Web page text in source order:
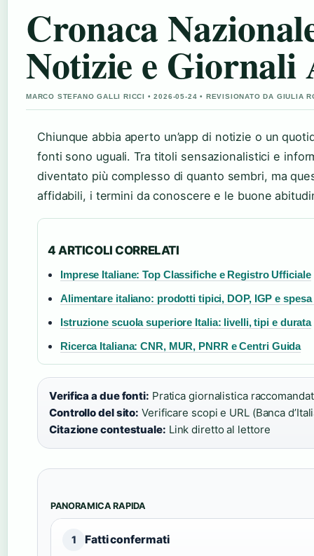
Cronaca
Notizie e
MARCO STEFANO GALLI RICCI • 2026-05-24 • REVISIONATO DA GIULIA
Chiunque abbia aperto un’app di notizie o un
fonti sono uguali. Tra titoli sensazionalistici e
diventato più complesso di quanto sembri, ma
affidabili, i termini da conoscere e le buone
4 ARTICOLI CORRELATI
Imprese Italiane: Top Classifiche e Registro Ufficiale
Alimentare italiano: prodotti tipici, DOP, IGP e
Istruzione scuola superiore Italia: livelli, tipi e durata
Ricerca Italiana: CNR, MUR, PNRR e Centri Guida
Verifica a due fonti: Pratica giornalistica
Controllo del sito: Verificare scopi e URL (Banca
Citazione contestuale: Link diretto al lettore
PANORAMICA RAPIDA
1 Fatti confermati